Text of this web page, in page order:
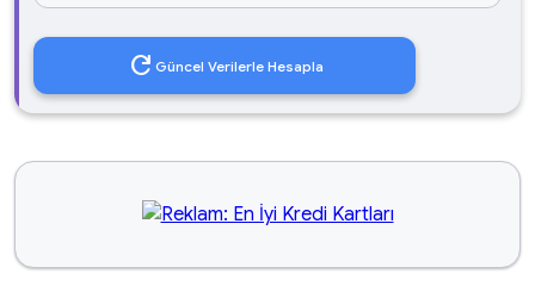
refresh Güncel Verilerle Hesapla